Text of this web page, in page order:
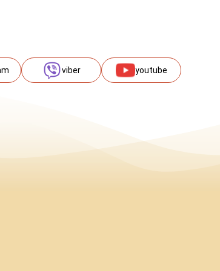
viber youtube